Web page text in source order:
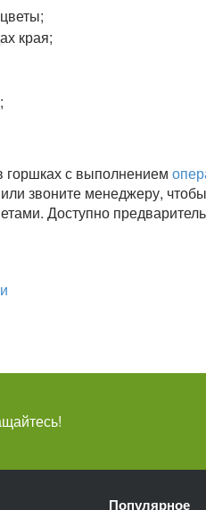
края;
с выполнением
звоните менеджеру,
Доступно
Популярное